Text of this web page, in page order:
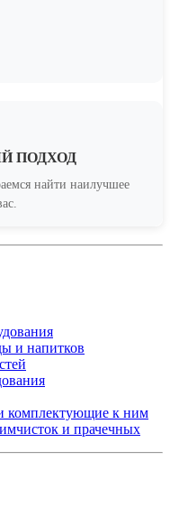
ПОДХОД
найти наилучшее
и напитков
комплектующие к ним
и прачечных